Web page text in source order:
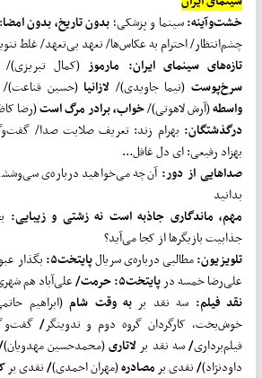
خشت‌وآینه:سینما و پزشکی؛بدون تاریخ، بدون امضا:
چشم‌انتظار/ احترام به عکاس‌ها/ تعهد بی‌تعهد/ غلط ننویسیم ۸: لطفاً
تازههای سینمای ایران: مارموز(کمال تبریزی)/
سرخپوست(نیما جاویدی)/ لازانیا(حسین قناعت)/
واسطه(آرش لاهوتی)/خواب، برادر مرگ است(رضا
درگذشتگان: بهرام زند: تعریف صلابت صدا/
بهزاد رفیعی: ای دل غافل...
صداهایی از دور: آن‌چه می‌خواهید درباره‌ی
بدانید
مهم، ماندگاری جاذبه است نه زشتی و زیبایی:
جذابیت بازیگرها از کجا می‌آید؟
تلویزیون:مطالبی درباره‌ی سریالپایتخت۵:
بگذار
علی‌رضا خمسه در پایتخت۵: حرمت/
علی‌آباد هم
نقد فیلم: سه نقد بر به وقت شام(ابراهیم
خوش‌بخت، کارگردان گروه دوم و تدوینگر/
فیلم‌برداری/سه نقد بر لاتاری(محمدحسین مهدویان)
داودنژاد)/نقدی بر مصادره(مهران احمدی)/نقدی بر